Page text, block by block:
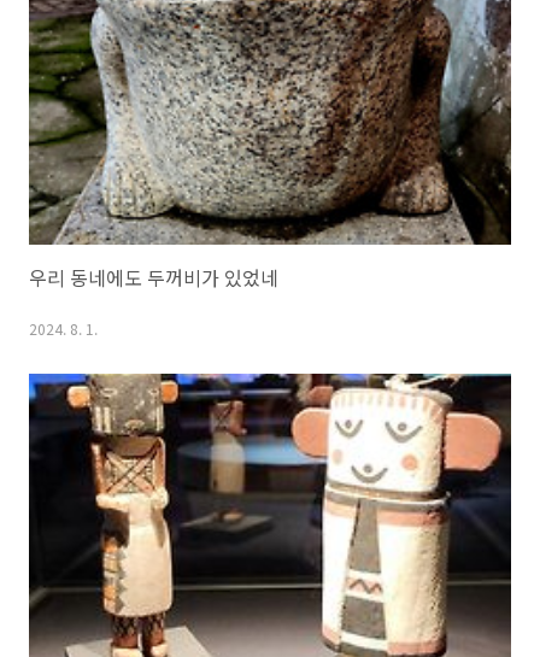
우리 동네에도 두꺼비가 있었네
2024. 8. 1.